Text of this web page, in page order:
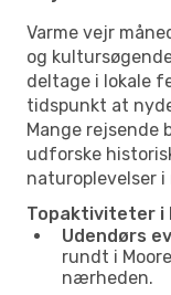
Varme vejr
og
deltage i lokale
tidspunkt at
Mange rejsende
udforske
naturoplevelser
Topaktiviteter i
Udendørs
rundt i
nærheden.